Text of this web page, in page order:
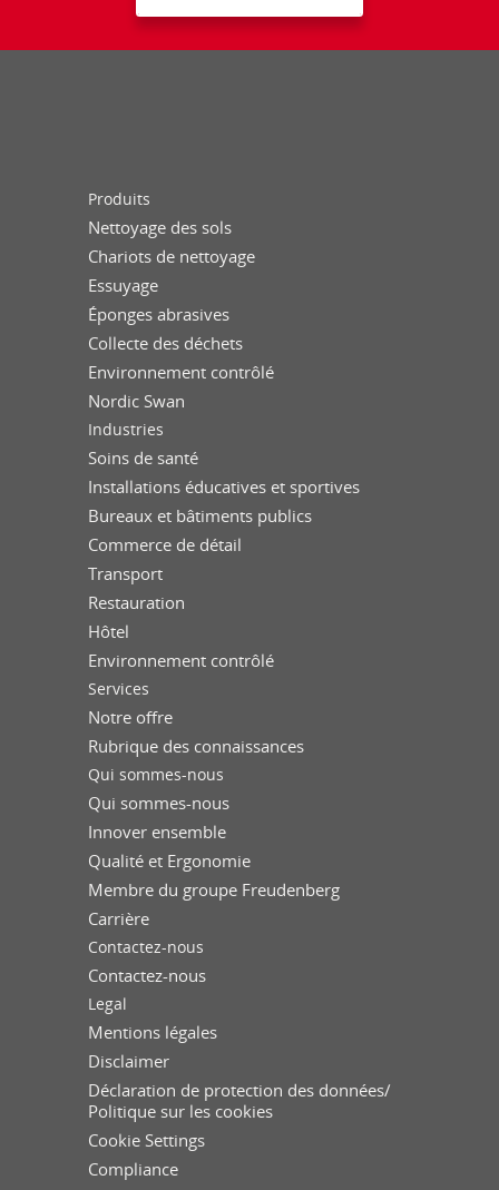
Produits
Nettoyage des sols
Chariots de nettoyage
Essuyage
Éponges abrasives
Collecte des déchets
Environnement contrôlé
Nordic Swan
Industries
Soins de santé
Installations éducatives et sportives
Bureaux et bâtiments publics
Commerce de détail
Transport
Restauration
Hôtel
Environnement contrôlé
Services
Notre offre
Rubrique des connaissances
Qui sommes-nous
Qui sommes-nous
Innover ensemble
Qualité et Ergonomie
Membre du groupe Freudenberg
Carrière
Contactez-nous
Contactez-nous
Legal
Mentions légales
Disclaimer
Déclaration de protection des données/
Politique sur les cookies
Cookie Settings
Compliance